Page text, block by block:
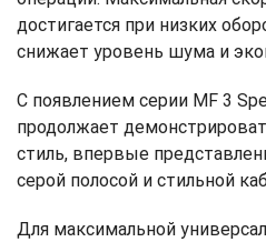
достигается при низких
снижает уровень шума и
С появлением серии MF 3
продолжает
стиль, впервые
серой полосой и стильной
Для максимальной